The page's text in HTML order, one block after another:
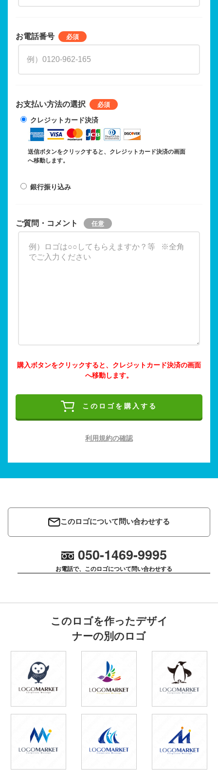
お電話番号
お支払い方法の選択
クレジットカード決済
送信ボタンをクリックすると、クレジットカード決済の画面
へ移動します。
銀行振り込み
ご質問・コメント
購入ボタンをクリックすると、クレジットカード決済の画面
へ移動します。
このロゴを購入する
利用規約の確認
このロゴについて問い合わせする
050-1469-9995
お電話で、このロゴについて問い合わせする
このロゴを作ったデザイ
ナーの別のロゴ